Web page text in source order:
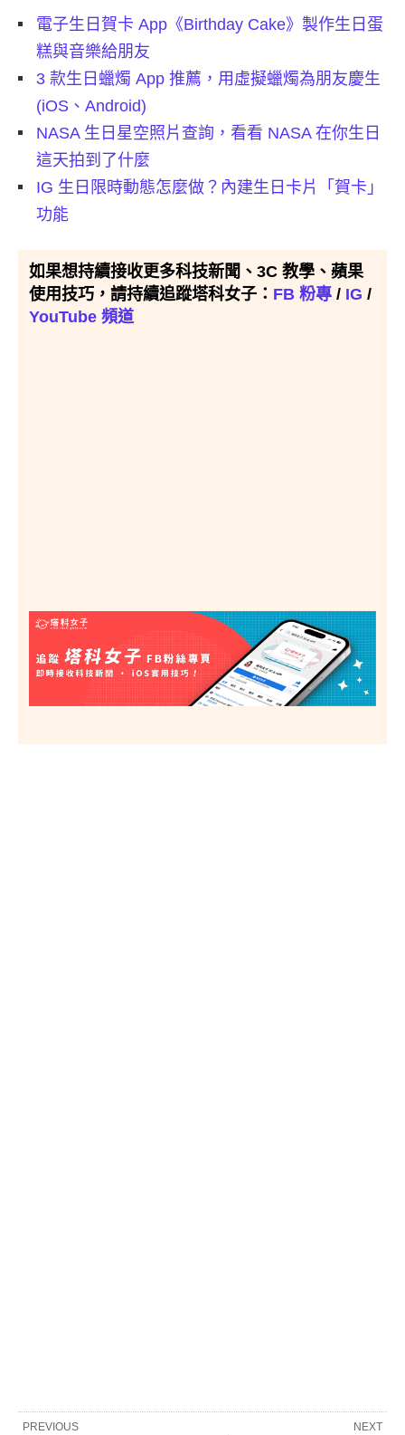
電子生日賀卡 App《Birthday Cake》製作生日蛋
糕與音樂給朋友
3 款生日蠟燭 App 推薦，用虛擬蠟燭為朋友慶生
(iOS、Android)
NASA 生日星空照片查詢，看看 NASA 在你生日
這天拍到了什麼
IG 生日限時動態怎麼做？內建生日卡片「賀卡」
功能
如果想持續接收更多科技新聞、3C 教學、蘋果
使用技巧，請持續追蹤塔科女子： FB 粉專 / IG /
YouTube 頻道
NEXT
PREVIOUS